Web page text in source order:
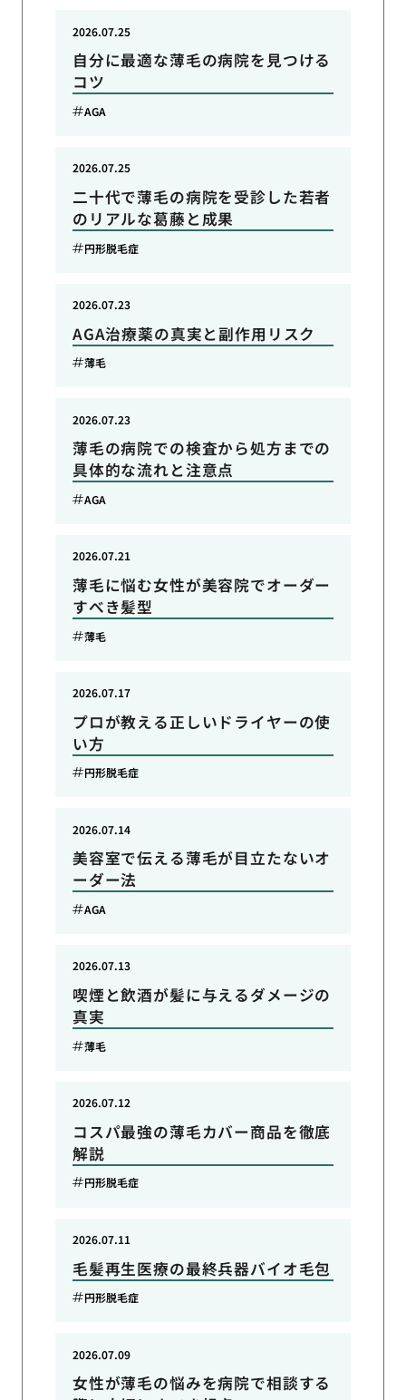
自分に最適な薄毛の病院を見つける
コツ
2026.07.25
AGA
二十代で薄毛の病院を受診した若者
のリアルな葛藤と成果
2026.07.25
円形脱毛症
AGA治療薬の真実と副作用リスク
2026.07.23
薄毛
薄毛の病院での検査から処方までの
具体的な流れと注意点
2026.07.23
AGA
薄毛に悩む女性が美容院でオーダー
すべき髪型
2026.07.21
薄毛
プロが教える正しいドライヤーの使
い方
2026.07.17
円形脱毛症
美容室で伝える薄毛が目立たないオ
ーダー法
2026.07.14
AGA
喫煙と飲酒が髪に与えるダメージの
真実
2026.07.13
薄毛
コスパ最強の薄毛カバー商品を徹底
解説
2026.07.12
円形脱毛症
毛髪再生医療の最終兵器バイオ毛包
2026.07.11
円形脱毛症
女性が薄毛の悩みを病院で相談する
2026.07.09